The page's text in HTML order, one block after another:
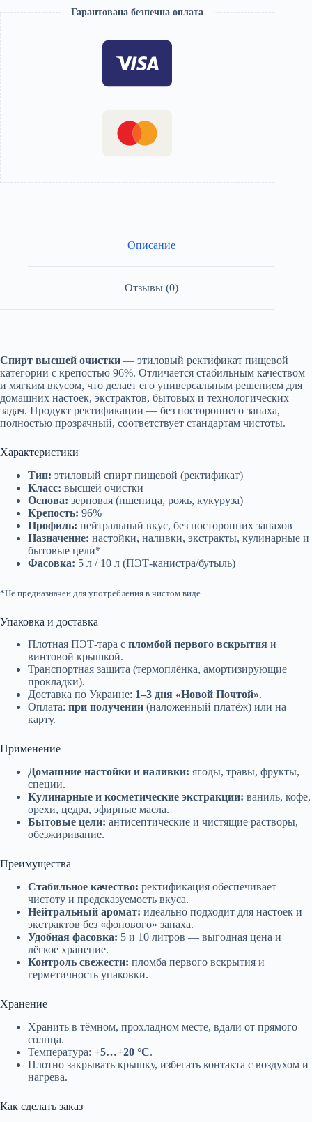
Гарантована безпечна оплата
Описание
Отзывы (0)
Спирт высшей очистки — этиловый ректификат пищевой
категории с крепостью 96%. Отличается стабильным качеством
и мягким вкусом, что делает его универсальным решением для
домашних настоек, экстрактов, бытовых и технологических
задач. Продукт ректификации — без постороннего запаха,
полностью прозрачный, соответствует стандартам чистоты.
Характеристики
Тип: этиловый спирт пищевой (ректификат)
Класс: высшей очистки
Основа: зерновая (пшеница, рожь, кукуруза)
Крепость: 96%
Профиль: нейтральный вкус, без посторонних запахов
Назначение: настойки, наливки, экстракты, кулинарные и
бытовые цели*
Фасовка: 5 л / 10 л (ПЭТ-канистра/бутыль)
*Не предназначен для употребления в чистом виде.
Упаковка и доставка
Плотная ПЭТ-тара с пломбой первого вскрытия и
винтовой крышкой.
Транспортная защита (термоплёнка, амортизирующие
прокладки).
Доставка по Украине: 1–3 дня «Новой Почтой».
Оплата: при получении (наложенный платёж) или на
карту.
Применение
Домашние настойки и наливки: ягоды, травы, фрукты,
специи.
Кулинарные и косметические экстракции: ваниль, кофе,
орехи, цедра, эфирные масла.
Бытовые цели: антисептические и чистящие растворы,
обезжиривание.
Преимущества
Стабильное качество: ректификация обеспечивает
чистоту и предсказуемость вкуса.
Нейтральный аромат: идеально подходит для настоек и
экстрактов без «фонового» запаха.
Удобная фасовка: 5 и 10 литров — выгодная цена и
лёгкое хранение.
Контроль свежести: пломба первого вскрытия и
герметичность упаковки.
Хранение
Хранить в тёмном, прохладном месте, вдали от прямого
солнца.
Температура: +5…+20 °C.
Плотно закрывать крышку, избегать контакта с воздухом и
нагрева.
Как сделать заказ